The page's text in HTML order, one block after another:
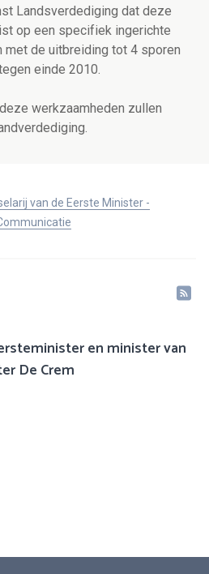
Landsverdediging dat deze
op een specifiek ingerichte
met de uitbreiding tot 4 sporen
einde 2010.
werkzaamheden zullen
van de Eerste Minister -
en minister van
De Crem